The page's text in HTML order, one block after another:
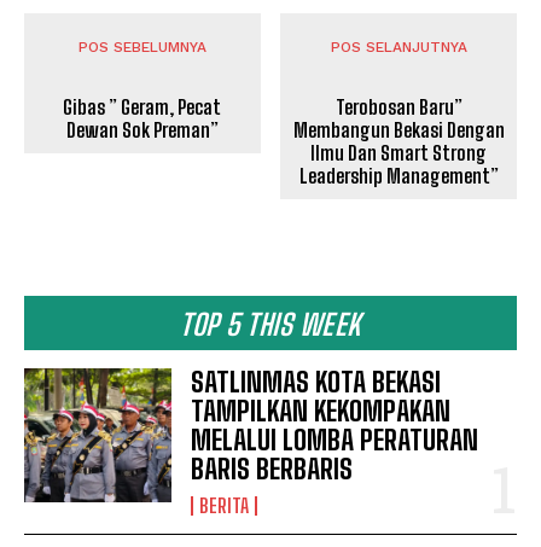
TOP 5 THIS WEEK
SATLINMAS KOTA BEKASI
TAMPILKAN KEKOMPAKAN
MELALUI LOMBA PERATURAN
BARIS BERBARIS
BERITA
POS SEBELUMNYA
Gibas ” Geram, Pecat
Dewan Sok Preman”
POS SELANJUTNYA
Terobosan Baru”
Membangun Bekasi Dengan
Ilmu Dan Smart Strong
Leadership Management”